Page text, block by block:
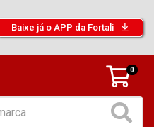
Baixe já o APP da Fortali
0